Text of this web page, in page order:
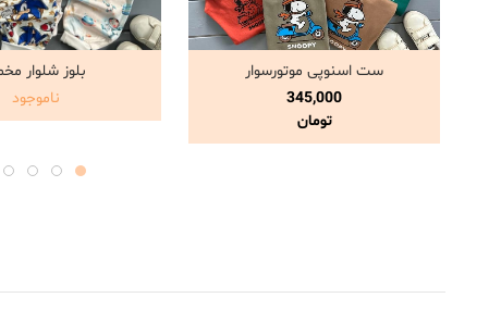
مشاهده و خرید
ست اسنوپی موتورسوار
345,000
تومان
مشاهده و
بلوز شلوار
ناموجود